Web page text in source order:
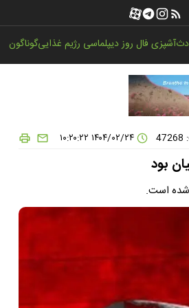
آشپزیفال روزدیپلماسی رژیم غذاییگوناگون
۱۴۰۴/۰۲/۲۴ ۱۰:۲۰:۲۲
بود
شده است.